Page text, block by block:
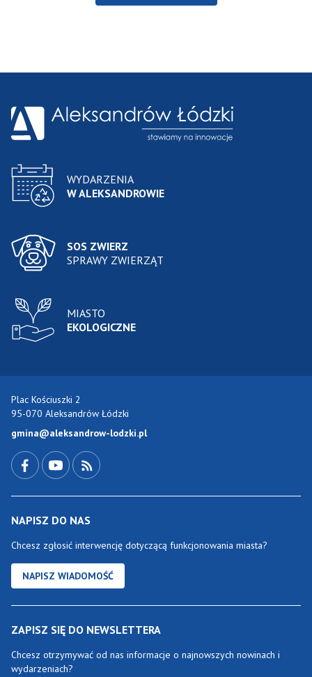
WYDARZENIA
W ALEKSANDROWIE
SOS ZWIERZ
SPRAWY ZWIERZĄT
MIASTO
EKOLOGICZNE
Plac Kościuszki 2
95-070 Aleksandrów Łódzki
gmina@aleksandrow-lodzki.pl
NAPISZ DO NAS
Chcesz zgłosić interwencję dotyczącą funkcjonowania miasta?
NAPISZ WIADOMOŚĆ
ZAPISZ SIĘ DO NEWSLETTERA
Chcesz otrzymywać od nas informacje o najnowszych nowinach i
wydarzeniach?